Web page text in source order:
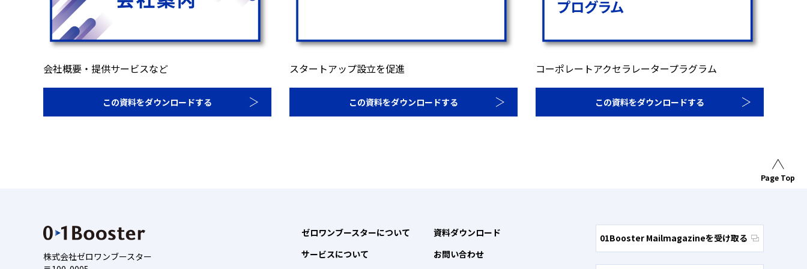
会社概要・提供サービスなど
この資料をダウンロードする
スタートアップ設立を促進
この資料をダウンロードする
コーポレートアクセラレータープラグラム
この資料をダウンロードする
Page Top
株式会社ゼロワンブースター
ゼロワンブースターについて
サービスについて
資料ダウンロード
お問い合わせ
01Booster Mailmagazineを受け取る